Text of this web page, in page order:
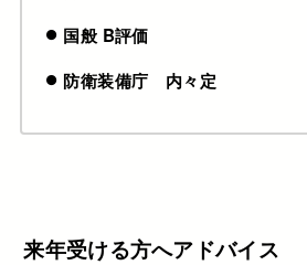
国般 B評価
防衛装備庁 内々定
来年受ける方へアドバイス